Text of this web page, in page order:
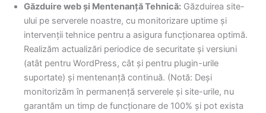
Găzduire web și Mentenanță Tehnică: Găzduirea site-
ului pe serverele noastre, cu monitorizare uptime și
intervenții tehnice pentru a asigura funcționarea optimă.
Realizăm actualizări periodice de securitate și versiuni
(atât pentru WordPress, cât și pentru plugin-urile
suportate) și mentenanță continuă. (Notă: Deși
monitorizăm în permanență serverele și site-urile, nu
garantăm un timp de funcționare de 100% și pot exista